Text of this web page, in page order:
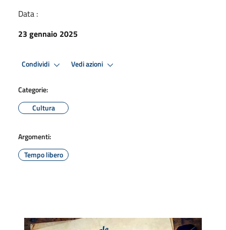
Data :
23 gennaio 2025
Condividi Vedi azioni
Categorie:
Cultura
Argomenti:
Tempo libero